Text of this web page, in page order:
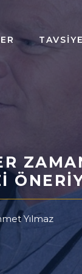
Yılmaz